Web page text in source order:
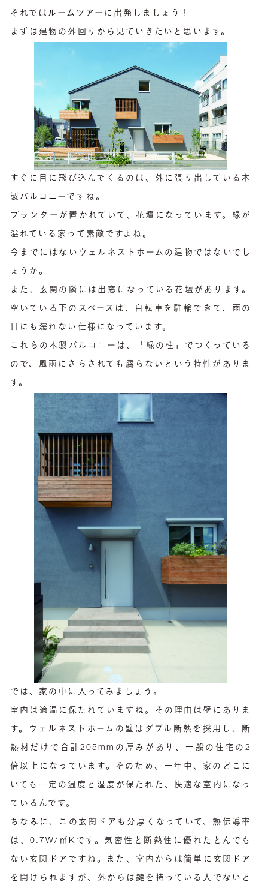
それではルームツアーに出発しましょう！
まずは建物の外回りから見ていきたいと思います。
すぐに目に飛び込んでくるのは、外に張り出している木
製バルコニーですね。
プランターが置かれていて、花壇になっています。緑が
溢れている家って素敵ですよね。
今までにはないウェルネストホームの建物ではないでし
ょうか。
また、玄関の隣には出窓になっている花壇があります。
空いている下のスペースは、自転車を駐輪できて、雨の
日にも濡れない仕様になっています。
これらの木製バルコニーは、「緑の柱」でつくっている
ので、風雨にさらされても腐らないという特性がありま
す。
では、家の中に入ってみましょう。
室内は適温に保たれていますね。その理由は壁にありま
す。ウェルネストホームの壁はダブル断熱を採用し、断
熱材だけで合計205mmの厚みがあり、一般の住宅の2
倍以上になっています。そのため、一年中、家のどこに
いても一定の温度と湿度が保たれた、快適な室内になっ
ているんです。
ちなみに、この玄関ドアも分厚くなっていて、熱伝導率
は、0.7W/㎡Kです。気密性と断熱性に優れたとんでも
ない玄関ドアですね。また、室内からは簡単に玄関ドア
を開けられますが、外からは鍵を持っている人でないと